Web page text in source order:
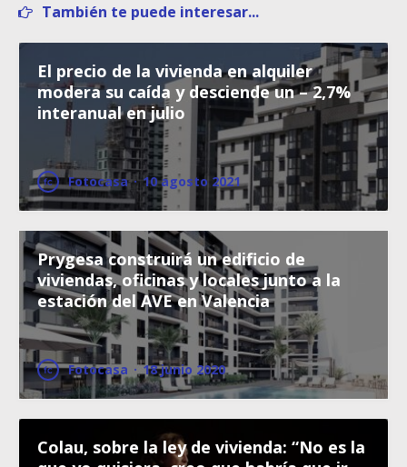
También te puede interesar...
El precio de la vivienda en alquiler
modera su caída y desciende un – 2,7%
interanual en julio
Fotocasa · 10 agosto 2021
Prygesa construirá un edificio de
viviendas, oficinas y locales junto a la
estación del AVE en Valencia
Fotocasa · 18 junio 2020
Colau, sobre la ley de vivienda: “No es la